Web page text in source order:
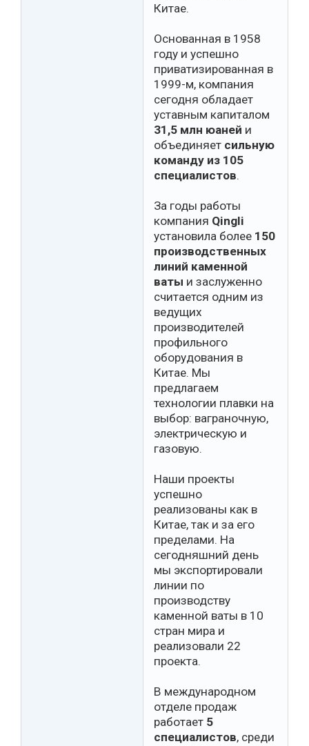
Китае.
Основанная в 1958
году и успешно
приватизированная в
1999-м, компания
сегодня обладает
уставным капиталом
31,5 млн юаней и
объединяет сильную
команду из 105
специалистов.
За годы работы
компания Qingli
установила более 150
производственных
линий каменной
ваты и заслуженно
считается одним из
ведущих
производителей
профильного
оборудования в
Китае. Мы
предлагаем
технологии плавки на
выбор: ваграночную,
электрическую и
газовую.
Наши проекты
успешно
реализованы как в
Китае, так и за его
пределами. На
сегодняшний день
мы экспортировали
линии по
производству
каменной ваты в 10
стран мира и
реализовали 22
проекта.
В международном
отделе продаж
работает 5
специалистов, среди